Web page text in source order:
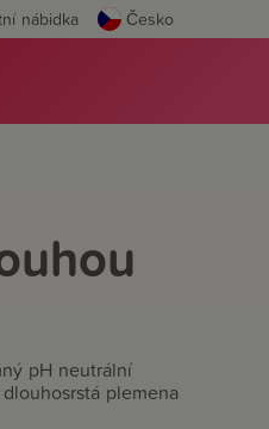
nábidka Česko
pH neutrální
plemena